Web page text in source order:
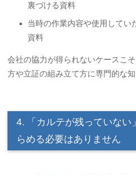
裏づける資料
当時の作業内容や使用してい
資料
会社の協力が得られないケースこ
方や立証の組み立て方に専門的な知
4. 「カルテが残っていない
らめる必要はありません